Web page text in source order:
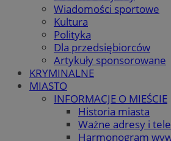
Wiadomości sportowe
Kultura
Polityka
Dla przedsiębiorców
Artykuły sponsorowane
KRYMINALNE
MIASTO
INFORMACJE O MIEŚCIE
Historia miasta
Ważne adresy i
Harmonogram